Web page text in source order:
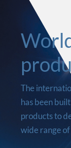
The
has been
products to
wide range